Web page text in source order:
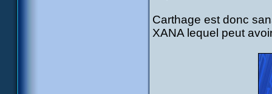
Carthage est donc
XANA lequel peut